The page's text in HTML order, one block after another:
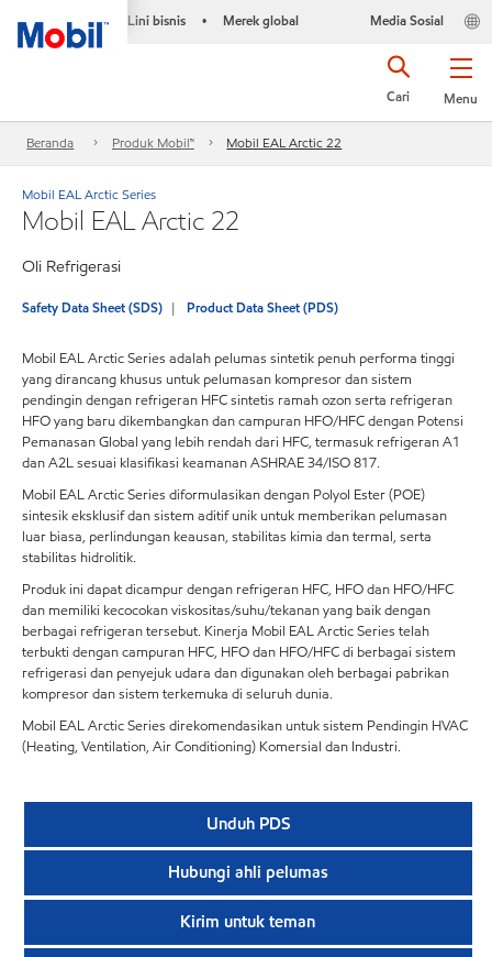
Lini bisnis • Merek global Media Sosial
Menu
Cari
Beranda Produk Mobil™ Mobil EAL Arctic 22
Mobil EAL Arctic Series
Mobil EAL Arctic 22
Oli Refrigerasi
Safety Data Sheet (SDS) Product Data Sheet (PDS)
Mobil EAL Arctic Series adalah pelumas sintetik penuh performa tinggi
yang dirancang khusus untuk pelumasan kompresor dan sistem
pendingin dengan refrigeran HFC sintetis ramah ozon serta refrigeran
HFO yang baru dikembangkan dan campuran HFO/HFC dengan Potensi
Pemanasan Global yang lebih rendah dari HFC, termasuk refrigeran A1
dan A2L sesuai klasifikasi keamanan ASHRAE 34/ISO 817.
Mobil EAL Arctic Series diformulasikan dengan Polyol Ester (POE)
sintesik eksklusif dan sistem aditif unik untuk memberikan pelumasan
luar biasa, perlindungan keausan, stabilitas kimia dan termal, serta
stabilitas hidrolitik.
Produk ini dapat dicampur dengan refrigeran HFC, HFO dan HFO/HFC
dan memiliki kecocokan viskositas/suhu/tekanan yang baik dengan
berbagai refrigeran tersebut. Kinerja Mobil EAL Arctic Series telah
terbukti dengan campuran HFC, HFO dan HFO/HFC di berbagai sistem
refrigerasi dan penyejuk udara dan digunakan oleh berbagai pabrikan
kompresor dan sistem terkemuka di seluruh dunia.
Mobil EAL Arctic Series direkomendasikan untuk sistem Pendingin HVAC
(Heating, Ventilation, Air Conditioning) Komersial dan Industri.
Unduh PDS
Hubungi ahli pelumas
Kirim untuk teman